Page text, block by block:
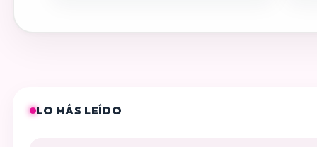
LO MÁS LEÍDO